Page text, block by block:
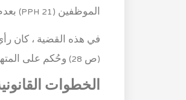
الموظفين (PPH 21) بعدم إيداعهما في البنك (ص 27-28).
(ص 28) وحُكم على المتهم بالسجن لمدة عام و 10 أشهر (ص 29).
الخطوات